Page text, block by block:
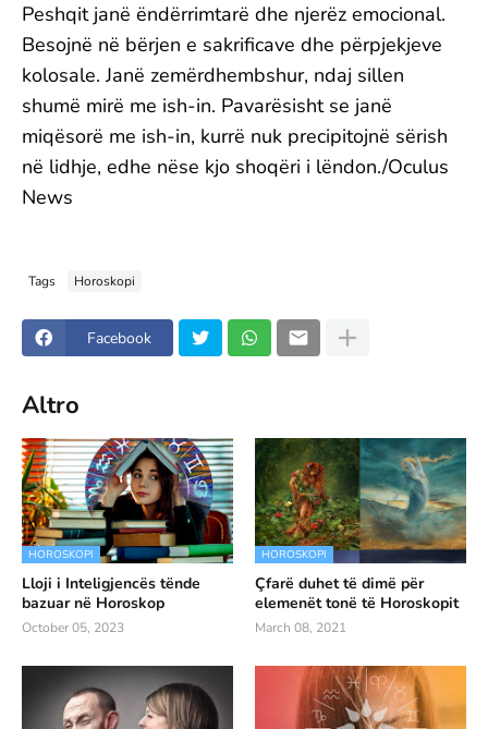
Peshqit janë ëndërrimtarë dhe njerëz emocional.
Besojnë në bërjen e sakrificave dhe përpjekjeve
kolosale. Janë zemërdhembshur, ndaj sillen
shumë mirë me ish-in. Pavarësisht se janë
miqësorë me ish-in, kurrë nuk precipitojnë sërish
në lidhje, edhe nëse kjo shoqëri i lëndon./Oculus
News
Tags Horoskopi
Facebook
Altro
HOROSKOPI
Lloji i Inteligjencës tënde
bazuar në Horoskop
October 05, 2023
HOROSKOPI
Çfarë duhet të dimë për
elemenët tonë të Horoskopit
March 08, 2021